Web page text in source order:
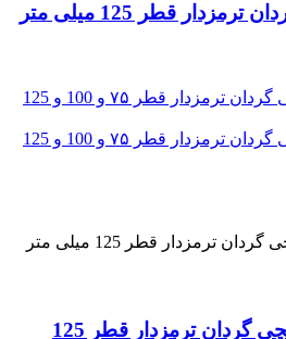
قطر 125 میلی متر
چرخ پلی آمید نارنجی پیچی گردان ترمزدار قطر 125 میلی متر
چرخ پلی آمید نارنجی پیچی گردان ترمزدار قطر 125